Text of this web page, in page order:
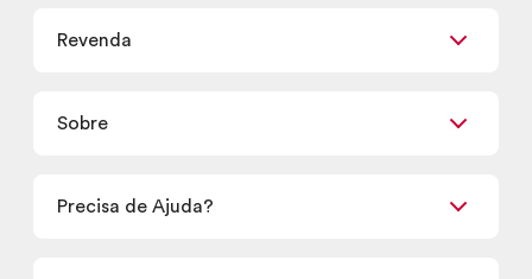
Skincare
Revenda
Quero ser Revendedor
Sobre
Nossas Lojas
Precisa de Ajuda?